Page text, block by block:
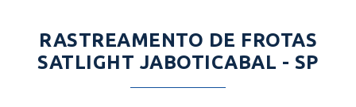
RASTREAMENTO DE FROTAS
SATLIGHT JABOTICABAL - SP